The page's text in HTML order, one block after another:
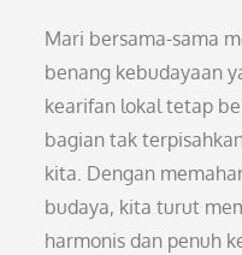
Mari bersama-sama
benang kebudayaan
kearifan lokal tetap
bagian tak
kita. Dengan
budaya, kita turut
harmonis dan penuh